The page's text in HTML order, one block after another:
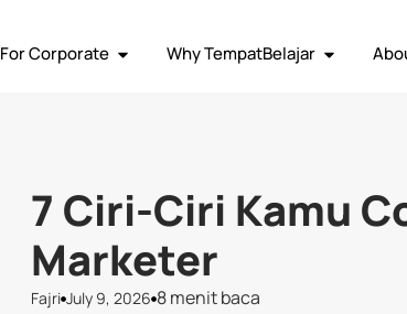
For Corporate Why TempatBelajar
7 Ciri-Ciri Kamu
Marketer
Fajri July 9, 2026 8 menit baca